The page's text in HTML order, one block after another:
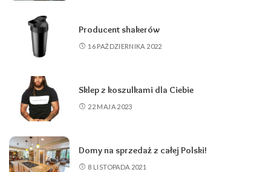
Producent shakerów
16 PAŹDZIERNIKA 2022
Sklep z koszulkami dla Ciebie
22 MAJA 2023
Domy na sprzedaż z całej Polski!
8 LISTOPADA 2021